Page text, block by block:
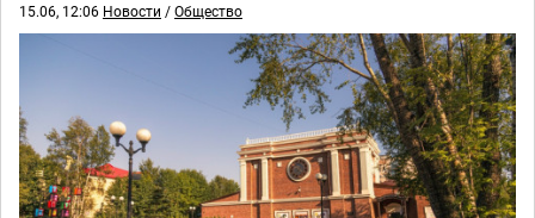
15.06, 12:06 Новости /Общество